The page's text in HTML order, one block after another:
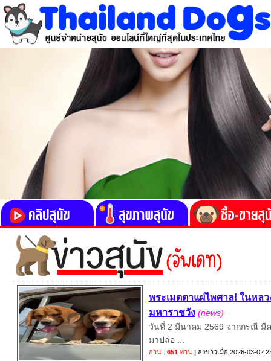
พระเมตตาแผ่ไพศาล! ในหลว
มหาราชวัง (news)
วันที่ 2 มีนาคม 2569 จากกรณี มี
มาปล่อ ...
อ่าน : 651ท่าน | ลงข่าวเมื่อ 2026-03-02